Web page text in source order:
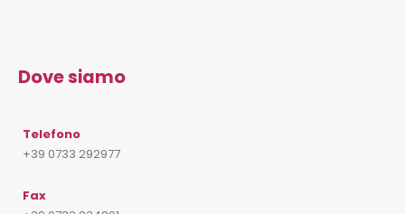
Dove siamo
Telefono
+39 0733 292977
Fax